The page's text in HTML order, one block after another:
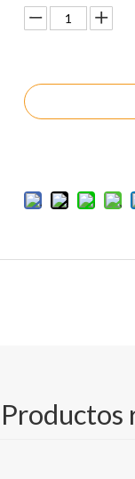
de ingeniería/papel
Productos